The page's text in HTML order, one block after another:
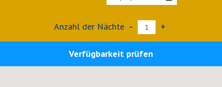
Anzahl der Nächte - +
Verfügbarkeit prüfen